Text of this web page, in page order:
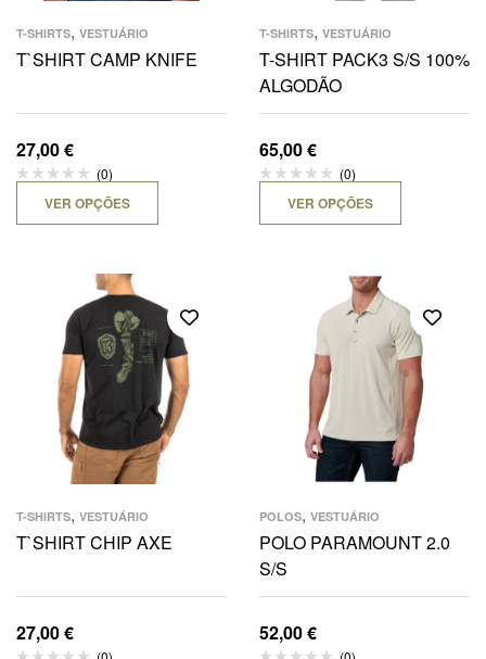
T-SHIRTS, VESTUÁRIO
T`SHIRT CAMP KNIFE
27,00€
(0)
VER OPÇÕES
T-SHIRTS, VESTUÁRIO
T-SHIRT PACK3 S/S 100%
ALGODÃO
65,00€
(0)
VER OPÇÕES
T-SHIRTS, VESTUÁRIO
T`SHIRT CHIP AXE
27,00€
POLOS, VESTUÁRIO
POLO PARAMOUNT 2.0
S/S
52,00€